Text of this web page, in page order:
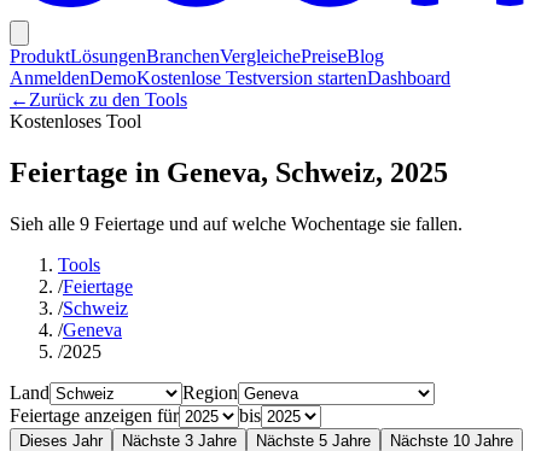
ProduktLösungenBranchenVergleichePreiseBlog
AnmeldenDemoKostenlose Testversion startenDashboard
← Zurück zu den Tools
Kostenloses Tool
Feiertage in Geneva, Schweiz, 2025
Sieh alle 9 Feiertage und auf welche Wochentage sie fallen.
Tools
/Feiertage
/Schweiz
/Geneva
/2025
Land
Region
Feiertage anzeigen für
bis
Dieses Jahr Nächste 3 Jahre Nächste 5 Jahre Nächste 10 Jahre